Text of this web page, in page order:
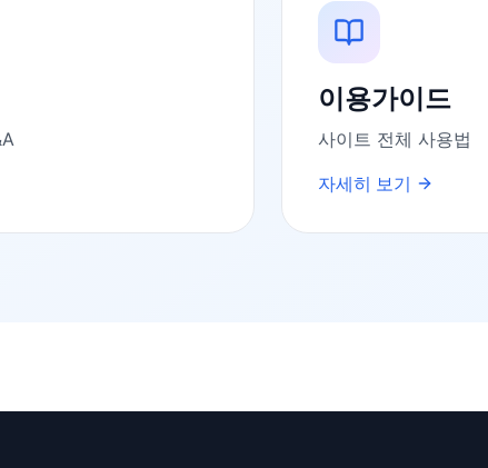
이용가이드
사이트 전체 사용법
자세히 보기